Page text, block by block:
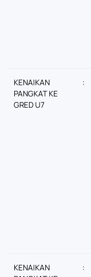
KENAIKAN
PANGKAT KE
GRED U7
:
KENAIKAN
: